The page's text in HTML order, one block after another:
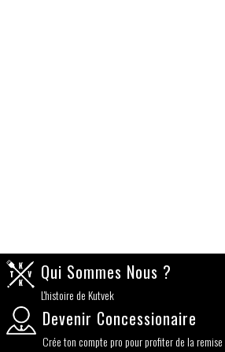
Qui Sommes Nous ?
L'histoire de Kutvek
Devenir Concessionaire
Crée ton compte pro pour profiter de la